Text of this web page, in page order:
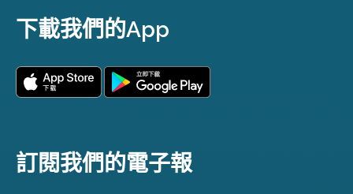
下載我們的App
訂閱我們的電子報